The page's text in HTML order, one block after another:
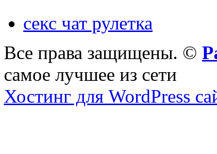
секс чат рулетка
Все права защищены. ©
самое лучшее из сети
Хостинг для WordPress